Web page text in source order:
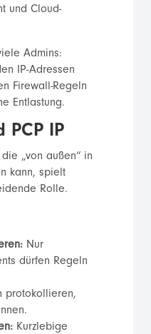
und Cloud-
Admins:
IP-Adressen
Firewall-Regeln
Entlastung.
PCP IP
„von außen“ in
kann, spielt
Rolle.
Nur
dürfen Regeln
protokollieren,
Kurzlebige